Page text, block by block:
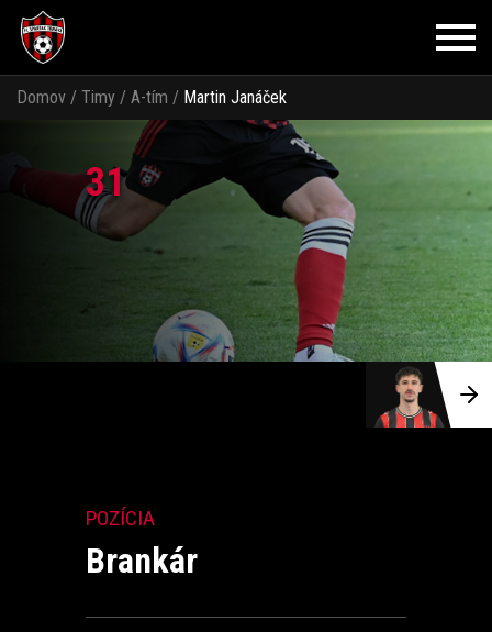
Domov / Timy / A-tím / Martin Janáček
31
POZÍCIA
Brankár